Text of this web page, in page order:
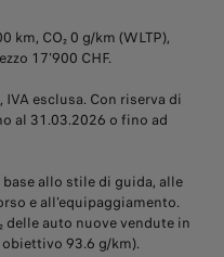
km, CO₂ 0 g/km (WLTP),
17’900 CHF.
esclusa. Con riserva di
al 31.03.2026 o fino ad
allo stile di guida, alle
e all’equipaggiamento.
delle auto nuove vendute in
93.6 g/km).